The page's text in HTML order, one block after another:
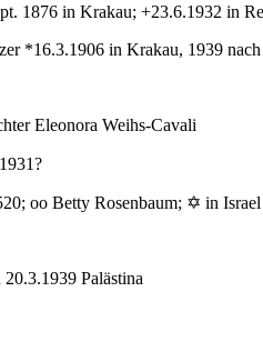
1876 in Krakau; +23.6.1932 in
*16.3.1906 in Krakau, 1939
Eleonora Weihs-Cavali
oo Betty Rosenbaum; ✡ in Israel
Palästina